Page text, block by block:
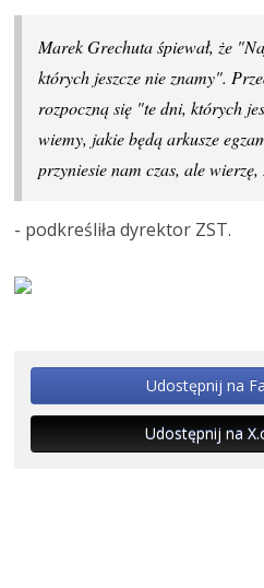
Marek Grechuta śpiewał, że
których jeszcze nie znamy".
rozpoczną się "te dni, których
wiemy, jakie będą arkusze
przyniesie nam czas, ale wierzę,
- podkreśliła dyrektor ZST.
Udostępnij na
Udostępnij na